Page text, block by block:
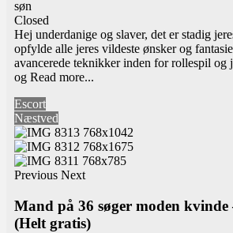
søn
Closed
Hej underdanige og slaver, det er stadig
opfylde alle jeres vildeste ønsker og
avancerede teknikker inden for rollespil og
og Read more...
Escort
Næstved
Previous Next
Mand på 36 søger moden
(Helt gratis)